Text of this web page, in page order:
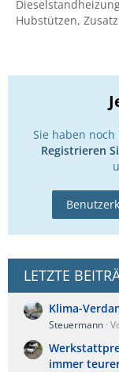
Hubstützen,
Sie haben
Registrieren
LETZTE
Klima-
Steuermann
immer